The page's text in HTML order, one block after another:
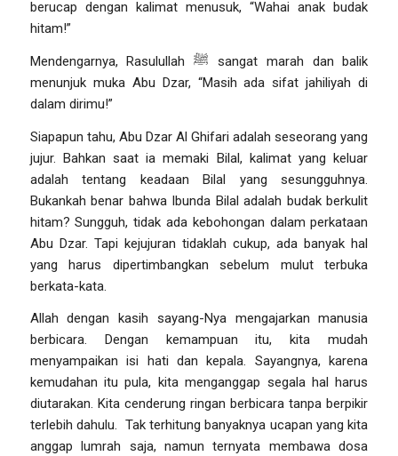
berucap dengan kalimat menusuk,“Wahai anak budak
hitam!”
Mendengarnya, Rasulullahﷺ sangat marah dan balik
menunjuk muka Abu Dzar, “Masih ada sifat jahiliyah di
dalam dirimu!”
Siapapun tahu, Abu Dzar Al Ghifari adalah seseorang yang
jujur. Bahkan saat ia memaki Bilal, kalimat yang keluar
adalah tentang keadaan Bilal yang sesungguhnya.
Bukankah benar bahwa Ibunda Bilal adalah budak berkulit
hitam? Sungguh, tidak ada kebohongan dalam perkataan
Abu Dzar. Tapi kejujuran tidaklah cukup, ada banyak hal
yang harus dipertimbangkan sebelum mulut terbuka
berkata-kata.
Allah dengan kasih sayang-Nya mengajarkan manusia
berbicara. Dengan kemampuan itu, kita mudah
menyampaikan isi hati dan kepala. Sayangnya, karena
kemudahan itu pula, kita menganggap segala hal harus
diutarakan. Kita cenderung ringan berbicara tanpa berpikir
terlebih dahulu. Tak terhitung banyaknya ucapan yang kita
anggap lumrah saja, namun ternyata membawa dosa